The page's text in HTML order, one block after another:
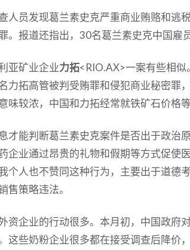
人员发现葛兰素史克严重商业贿赂和逃
。报道还指出，30名葛兰素史克中国雇
亚矿业企业力拓<RIO.AX>一案有些相
力拓高管被判受贿罪和侵犯商业秘密罪
味较浓，中国和力拓经常就铁矿石价格等
才能判断葛兰素史克案件是否出于政治
企业通过昂贵的礼物和假期等方式促使
个人也不赞同这种行为，主要出于道德
售策略违法。
资企业的行动很多。本月初，中国政府
这些奶粉企业很多都在接受调查后降价，